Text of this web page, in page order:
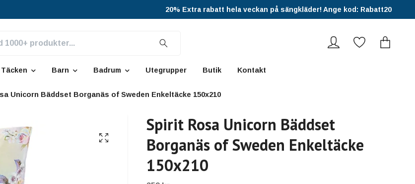
20% Extra rabatt hela veckan på sängkläder! Ange kod: Rabatt20
Täcken Barn Badrum Utegrupper Butik Kontakt
Unicorn Bäddset Borganäs of Sweden Enkeltäcke 150x210
Spirit Rosa Unicorn Bäddset
Borganäs of Sweden Enkeltäcke
150x210